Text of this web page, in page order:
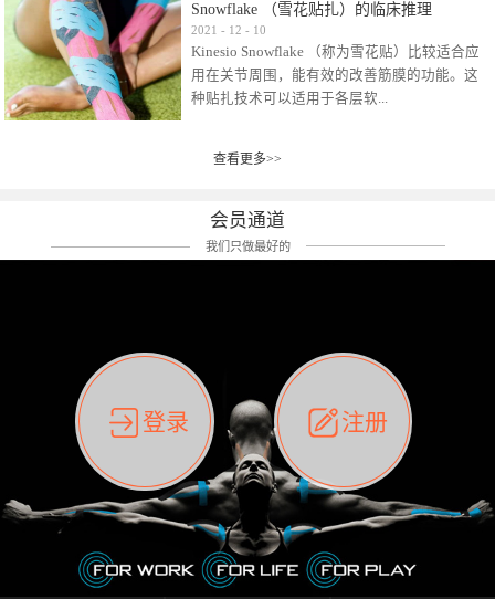
比如我本人，几乎天天接触KINESIO肌内效，无
论从皮肤适应性还是本人皮肤本身就不属于不
易过敏的那种，基本不会有过敏瘙痒的情况。
但是，当身体不适、休息不好、持续紧张等特
殊因素的影响下，有时还是会出现瘙痒过敏的
前后后居家近30天左右，感觉日子都日夜颠倒
痛影响走路。当天疼痛部贴了EDF和胃十字，膝
关节贴了半月板贴布。第2天第12肋部的EDF和
消失，贴布也没有出现进一步瘙痒过敏。而膝
关节的半月板贴布张力用的100%，但自始至终
它都很坚强的贴着，没有出现过任何瘙痒的迹
象。不同的条件下，同一个身体，不同的部位
皮肤的敏感度也有不同。因此我们KINESIO要做
的，是在研发生产过程中竭尽全力的降低致敏
性，减少贴布本身带来的致敏率。那到底是什
么原因引起的过敏瘙痒呢？我整理了以下内容
仅供大家参考，希望能给予大家帮助。首先我
们分析解剖下过敏的原因，然后简说一下
KINESIO贴布贴扎后预防应对。我把导致过敏的
Kinesio Taping Association International
（KTAI）名誉会长 身体具有免疫、疼痛、细胞
破坏、发热、修复、增殖、再生等自然愈合能
力。 多作为细胞因子存在于皮肤表皮、真皮、
扎疗法）的效果是通过创造一个环境，使每种
以激发身体的自然愈合能力。 通常，药物会削
弱细胞因子的作用，单方面还会引起副作用的
症状。 与此相比，Kinesio肌内效贴创造了细
的控制仍有许多未知。 细胞因子是一种酵素，
各种各样的酵素起着适当的作用，为细胞创造
了适合居住的环境。 在现代医学上，这种细胞
因子是一种酶的观点往往被否定，但在体内有
有毒细菌和无毒细菌，它们起着保持身体平衡
的作用。 Kinesio肌内效贴不像药物那样在短时
间内表现出症状，而是通过花费时间创造一个
对身体没有伤害（副作用等）的环境来减轻症
状。 但是，由于营养、精神、运动的平衡被破
坏，各种细胞就会发生病态变化。 在一定的状
态下，细胞因子会自动捕捉异常，并在细胞之
Snowflake （雪花贴扎）的临床推理
2021 - 12 - 10
Kinesio Snowflake （称为雪花贴）比较适合应
用在关节周围，能有效的改善筋膜的功能。这
种贴扎技术可以适用于各层软...
组织:肌肉，肌腱，韧带（主要围绕有问题的关
状，而是指贴布本身很重量，以及贴布刺激的
类型。贴布的应用充分利用了体内由间质液组
成的自然流体力学的流体层。这种轻微的刺激
间，还可以在单片贴布上提供支持和深度刺
激。通过对间质液的适当控制，可以连接皮下
筋膜，对关节进行非常轻柔的刺激，增加患部
的治疗区域。 snowflake“雪花”贴布不会妨碍皮
肤上下左右运动，有效的辅助修复关节周围组
织的筋膜。它可以作用于关节或肌肉表面，释
放压力，刺激深层筋膜。“雪花”贴扎疗法是一
种可以改变肌肉、筋膜和间质液之间自然流动
关系的方法。 间质液间质被称为人体的新器
官。研究人员认为，整个身体的网络是由坚韧
且柔软的蛋白质结构所支撑的相互连接的充满
查看更多>>
会员通道
我们只做最好的
登录 注册